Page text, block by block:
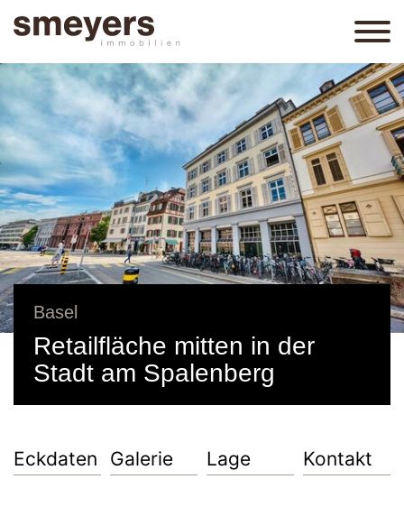
Basel
Retailfläche mitten in der
Stadt am Spalenberg
Eckdaten Galerie Lage Kontakt